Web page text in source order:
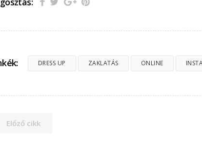
DRESS UP ZAKLATÁS ONLINE
Előző cikk